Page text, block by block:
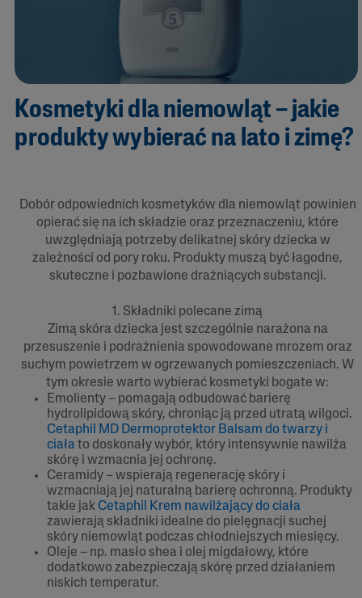
Kosmetyki dla niemowląt – jakie
produkty wybierać na lato i zimę?
Dobór odpowiednich kosmetyków dla niemowląt powinien
opierać się na ich składzie oraz przeznaczeniu, które
uwzględniają potrzeby delikatnej skóry dziecka w
zależności od pory roku. Produkty muszą być łagodne,
skuteczne i pozbawione drażniących substancji.
1. Składniki polecane zimą
Zimą skóra dziecka jest szczególnie narażona na
przesuszenie i podrażnienia spowodowane mrozem oraz
suchym powietrzem w ogrzewanych pomieszczeniach. W
tym okresie warto wybierać kosmetyki bogate w:
Emolienty – pomagają odbudować barierę
hydrolipidową skóry, chroniąc ją przed utratą wilgoci.
Cetaphil MD Dermoprotektor Balsam do twarzy i
ciałato doskonały wybór, który intensywnie nawilża
skórę i wzmacnia jej ochronę.
Ceramidy – wspierają regenerację skóry i
wzmacniają jej naturalną barierę ochronną. Produkty
takie jak Cetaphil Krem nawilżający do ciała
zawierają składniki idealne do pielęgnacji suchej
skóry niemowląt podczas chłodniejszych miesięcy.
Oleje – np. masło shea i olej migdałowy, które
dodatkowo zabezpieczają skórę przed działaniem
niskich temperatur.